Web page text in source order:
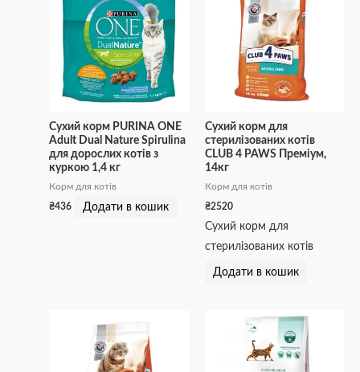
Сухий корм PURINA ONE
Adult Dual Nature Spirulina
для дорослих котів з
куркою 1,4 кг
Корм для котів
₴436 Додати в кошик
Сухий корм для
стерилізованих котів
CLUB 4 PAWS Преміум,
14кг
Корм для котів
₴2520
Сухий корм для
стерилізованих котів
Додати в кошик